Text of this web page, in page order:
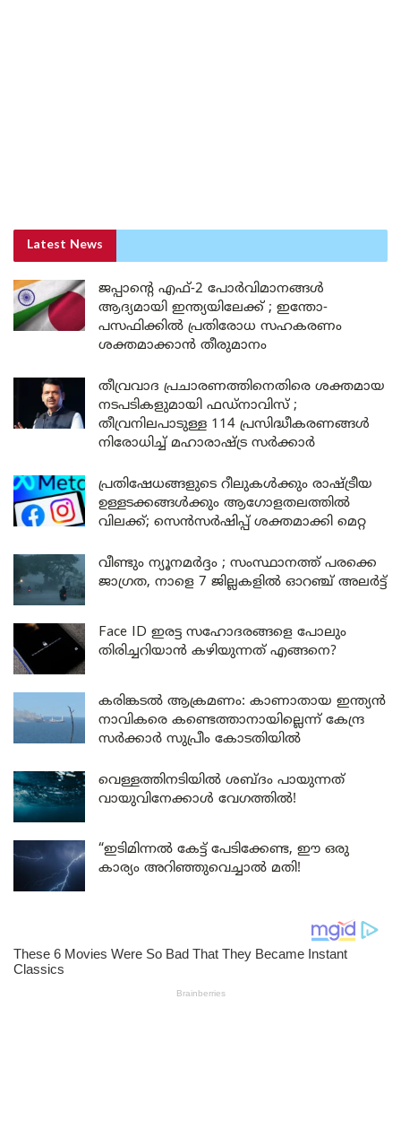
Latest News
ജപ്പാന്റെ എഫ്-2 പോർവിമാനങ്ങൾ
ആദ്യമായി ഇന്ത്യയിലേക്ക് ; ഇന്തോ-
പസഫിക്കിൽ പ്രതിരോധ സഹകരണം
ശക്തമാക്കാൻ തീരുമാനം
തീവ്രവാദ പ്രചാരണത്തിനെതിരെ ശക്തമായ
നടപടികളുമായി ഫഡ്നാവിസ് ;
തീവ്രനിലപാടുള്ള 114 പ്രസിദ്ധീകരണങ്ങൾ
നിരോധിച്ച് മഹാരാഷ്ട്ര സർക്കാർ
പ്രതിഷേധങ്ങളുടെ റീലുകൾക്കും രാഷ്ട്രീയ
ഉള്ളടക്കങ്ങൾക്കും ആഗോളതലത്തിൽ
വിലക്ക്; സെൻസർഷിപ്പ് ശക്തമാക്കി മെറ്റ
വീണ്ടും ന്യൂനമർദ്ദം ; സംസ്ഥാനത്ത് പരക്കെ
ജാഗ്രത, നാളെ 7 ജില്ലകളിൽ ഓറഞ്ച് അലർട്ട്
Face ID ഇരട്ട സഹോദരങ്ങളെ പോലും
തിരിച്ചറിയാൻ കഴിയുന്നത് എങ്ങനെ?
കരിങ്കടൽ ആക്രമണം: കാണാതായ ഇന്ത്യൻ
നാവികരെ കണ്ടെത്താനായില്ലെന്ന് കേന്ദ്ര
സർക്കാർ സുപ്രീം കോടതിയിൽ
വെള്ളത്തിനടിയിൽ ശബ്ദം പായുന്നത്
വായുവിനേക്കാൾ വേഗത്തിൽ!
“ഇടിമിന്നൽ കേട്ട് പേടിക്കേണ്ട, ഈ ഒരു
കാര്യം അറിഞ്ഞുവെച്ചാൽ മതി!